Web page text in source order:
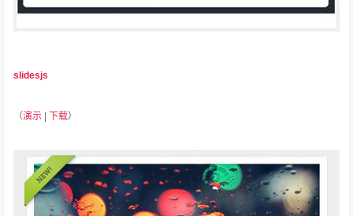
slidesjs
（演示 下载）